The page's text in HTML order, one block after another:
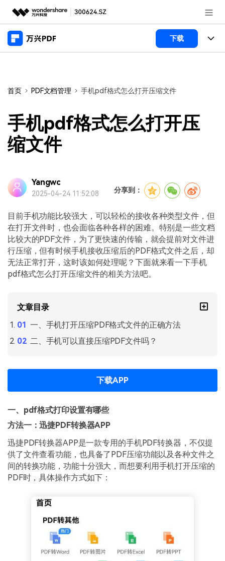
推荐产品
新闻中心
关于万兴
加入我们
下载
桌面端
万兴PDF Mac版
移动端
万兴PDF 安卓版
万兴PDF iOS版
PDF开发工具
万兴PDF SDK
申请试用
功能
PDF新功能
PDF编辑器
PDF转换器
PDF文件压缩
PDF签名
PDF批量工具
PDF表格
PDF页面调整
商业合作
学校&教育
经销商招募
帮助中心
用户指南
常见问题
产品信息
更新日志
下载中心
01.热门软件
02.转换PDF
03.编辑PDF
登录 立即购买
首页 PDF文档管理 手机pdf格式怎么打开压缩文件
手机pdf格式怎么打开压
缩文件
Yangwc
2025-04-24 11:52:08 分享到：
目前手机功能比较强大，可以轻松的接收各种类型文件，但
在打开文件时，也会面临各种各样的困难。特别是一些文档
比较大的PDF文件，为了更快速的传输，就会提前对文件进
行压缩，但有时候手机接收压缩后的PDF格式文件之后，却
无法正常打开，这时该如何处理呢？下面就来看一下手机
pdf格式怎么打开压缩文件的相关方法吧。
文章目录
一、手机打开压缩PDF格式文件的正确方法
二、手机可以直接压缩PDF文件吗？
下载APP
一、pdf格式打印设置有哪些
方法一：迅捷PDF转换器APP
迅捷PDF转换器APP是一款专用的手机PDF转换器，不仅提
供了文件查看功能，也具备了PDF压缩功能以及各种文件之
间的转换功能，功能十分强大，而想要利用手机打开压缩的
PDF时，具体操作方式如下：